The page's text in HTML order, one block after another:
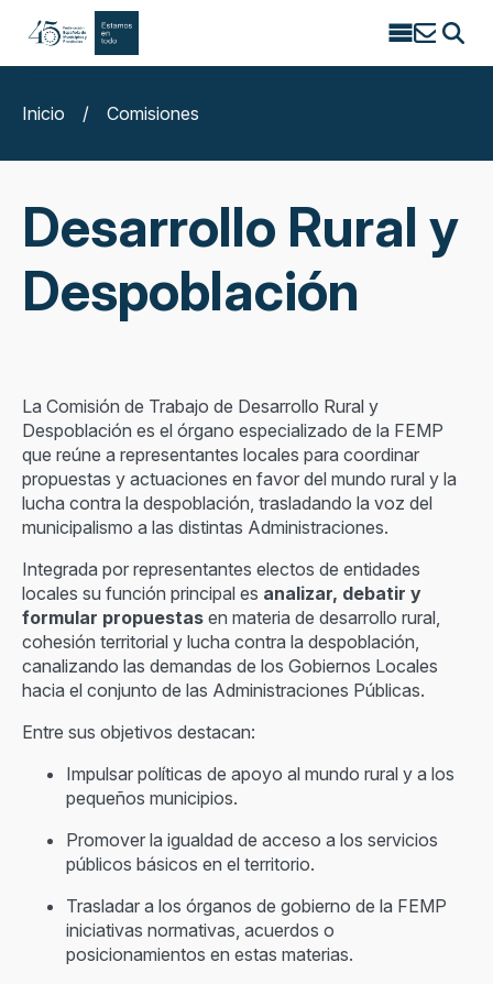
Search
Inicio
/ Comisiones
Desarrollo Rural y
Despoblación
La Comisión de Trabajo de Desarrollo Rural y
Despoblación es el órgano especializado de la FEMP
que reúne a representantes locales para coordinar
propuestas y actuaciones en favor del mundo rural y la
lucha contra la despoblación, trasladando la voz del
municipalismo a las distintas Administraciones.
Integrada por representantes electos de entidades
locales su función principal es analizar, debatir y
formular propuestas en materia de desarrollo rural,
cohesión territorial y lucha contra la despoblación,
canalizando las demandas de los Gobiernos Locales
hacia el conjunto de las Administraciones Públicas.
Entre sus objetivos destacan:
Impulsar políticas de apoyo al mundo rural y a los
pequeños municipios.
Promover la igualdad de acceso a los servicios
públicos básicos en el territorio.
Trasladar a los órganos de gobierno de la FEMP
iniciativas normativas, acuerdos o
posicionamientos en estas materias.